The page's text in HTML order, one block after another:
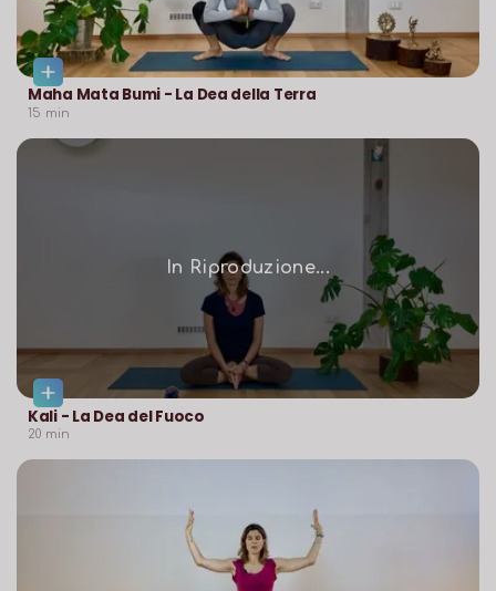
Maha Mata Bumi - La Dea della Terra
15 min
In Riproduzione...
Kali - La Dea del Fuoco
20 min